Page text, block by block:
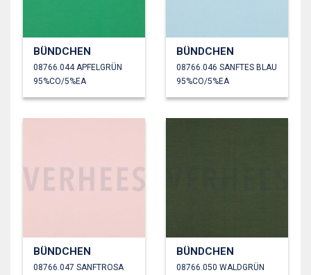
BÜNDCHEN
08766.044 APFELGRÜN
95%CO/5%EA
BÜNDCHEN
08766.046 SANFTES BLAU
95%CO/5%EA
BÜNDCHEN
08766.047 SANFTROSA
BÜNDCHEN
08766.050 WALDGRÜN